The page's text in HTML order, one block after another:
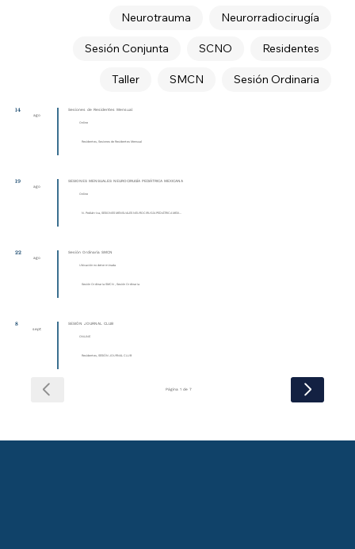
Neurorradiocirugía
Neurotrauma
Residentes
SCNO
Sesión Conjunta
Sesión Ordinaria
SMCN
Taller
14
ago
Sesiones de Residentes Mensual
Online
Residentes, Sesiones de Residentes Mensual
19
ago
SESIONES MENSUALES NEUROCIRUGÍA PEDIÁTRICA MEXICANA
Online
N. Pediátrica, SESIONES MENSUALES NEUROCIRUGÍA PEDIÁTRICA MEXI...
22
ago
Sesión Ordinaria SMCN
Ubicación no determinada
Sesión Ordinaria SMCN , Sesión Ordinaria
8
sept
SESIÓN JOURNAL CLUB
ONLINE
Residentes, SESIÓN JOURNAL CLUB
Página 1 de 7